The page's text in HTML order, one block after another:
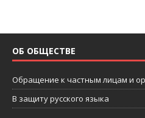
ОБ ОБЩЕСТВЕ
Обращение к частным лицам и
В защиту русского языка